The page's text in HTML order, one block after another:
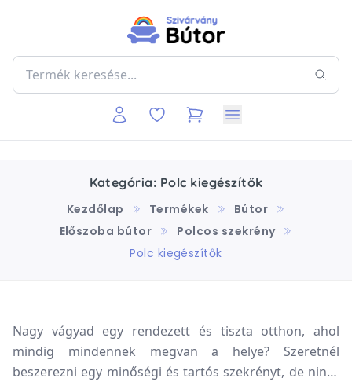
Kategória: Polc kiegészítők
Kezdőlap
Termékek
Bútor
Előszoba bútor
Polcos szekrény
Polc kiegészítők
Nagy vágyad egy rendezett és tiszta otthon, ahol
mindig mindennek megvan a helye? Szeretnél
beszerezni egy minőségi és tartós szekrényt, de nincs